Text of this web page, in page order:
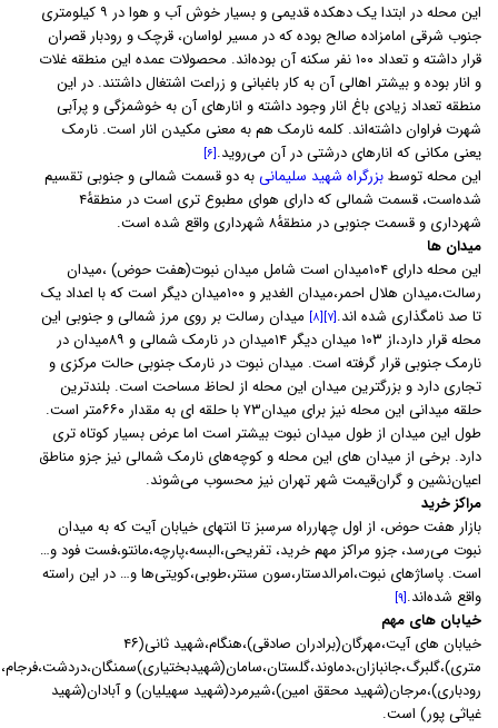
این محله در ابتدا یک دهکده قدیمی و بسیار خوش آب و هوا در ۹ کیلومتری
جنوب شرقی امامزاده صالح بوده که در مسیر لواسان، قرچک و رودبار قصران
قرار داشته و تعداد ۱۰۰ نفر سکنه آن بوده‌اند. محصولات عمده این منطقه غلات
و انار بوده و بیشتر اهالی آن به کار باغبانی و زراعت اشتغال داشتند. در این
منطقه تعداد زیادی باغ انار وجود داشته و انارهای آن به خوشمزگی و پرآبی
شهرت فراوان داشته‌اند. کلمه نارمک هم به معنی مکیدن انار است. نارمک
یعنی مکانی که انارهای درشتی در آن می‌روید.[۶]
این محله توسطبزرگراه شهید سلیمانیبه دو قسمت شمالی و جنوبی تقسیم
شده‌است، قسمت شمالی که دارای هوای مطبوع تری است در منطقهٔ۴
شهرداری و قسمت جنوبی در منطقهٔ۸ شهرداری واقع شده‌ است.
میدان ها
این محله دارای ۱۰۴میدان است شامل میدان نبوت(هفت حوض) ،میدان
رسالت،میدان هلال احمر،میدان الغدیر و ۱۰۰میدان دیگر است که با اعداد یک
تا صد نامگذاری شده اند.[۷] [۸]
میدان رسالت بر روی مرز شمالی و جنوبی این
محله قرار دارد،از ۱۰۳ میدان دیگر ۱۴میدان در نارمک شمالی و ۸۹میدان در
نارمک جنوبی قرار گرفته است. میدان نبوت در نارمک جنوبی حالت مرکزی و
تجاری دارد و بزرگترین میدان این محله از لحاظ مساحت است. بلندترین
حلقه میدانی این محله نیز برای میدان۷۳ با حلقه ای به مقدار ۶۶۰متر است.
طول این میدان از طول میدان نبوت بیشتر است اما عرض بسیار کوتاه تری
دارد. برخی از میدان های این محله و کوچه‌های نارمک شمالی نیز جزو مناطق
اعیان‌نشین و گران‌قیمت شهر تهران نیز محسوب می‌شوند.
مراکز خرید
بازار هفت حوض، از اول چهارراه سرسبز تا انتهای خیابان آیت که به میدان
نبوت می‌رسد، جزو مراکز مهم خرید، تفریحی،البسه،پارچه،مانتو،فست فود و…
است. پاساژهای نبوت،امرالدستار،سون سنتر،طوبی،کویتی‌ها و… در این راسته
واقع شده‌اند.[۹]
خیابان های مهم
خیابان های آیت،مهرگان(برادران صادقی)،هنگام،شهید ثانی(۴۶
رودباری)،مرجان(شهید محقق امین)،شیرمرد(شهید سهیلیان) و آبادان(شهید
غیاثی پور) است.